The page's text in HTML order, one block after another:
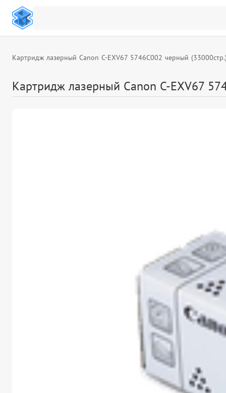
Картридж лазерный Canon C-EXV67 5746C002 черный
Картридж лазерный Canon C-EXV67